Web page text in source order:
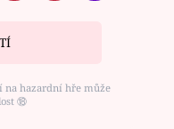
hazardní hře může
⑱